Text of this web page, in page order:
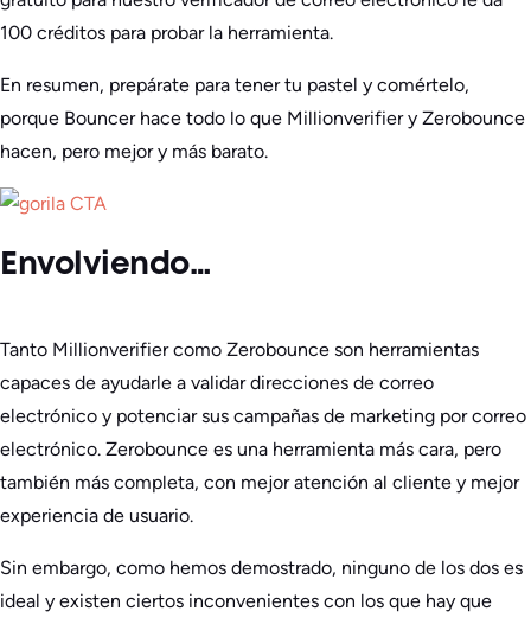
100 créditos para probar la herramienta.
En resumen, prepárate para tener tu pastel y comértelo,
porque Bouncer hace todo lo que Millionverifier y Zerobounce
hacen, pero mejor y más barato.
Envolviendo…
Tanto Millionverifier como Zerobounce son herramientas
capaces de ayudarle a validar direcciones de correo
electrónico y potenciar sus campañas de marketing por correo
electrónico. Zerobounce es una herramienta más cara, pero
también más completa, con mejor atención al cliente y mejor
experiencia de usuario.
Sin embargo, como hemos demostrado, ninguno de los dos es
ideal y existen ciertos inconvenientes con los que hay que